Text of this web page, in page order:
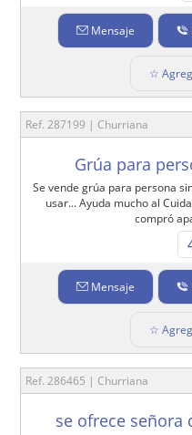
Mensaje
☆
Ref. 287199 | Churriana
Grúa para
Se vende grúa para persona
usar... Ayuda mucho al
compró
Mensaje
☆
Ref. 286465 | Churriana
se ofrece señora